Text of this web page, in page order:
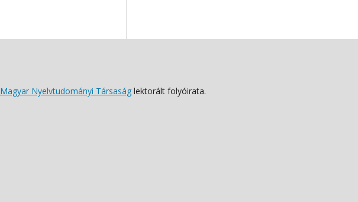
Magyar Nyelvtudományi Társaság lektorált folyóirata.